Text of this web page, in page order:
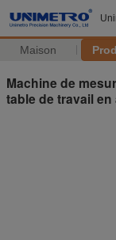
Maison
Machine de
table de travail